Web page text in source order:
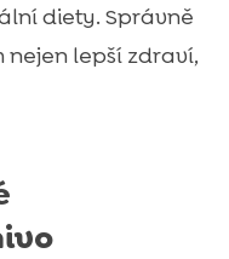
diety. Správně
lepší zdraví,